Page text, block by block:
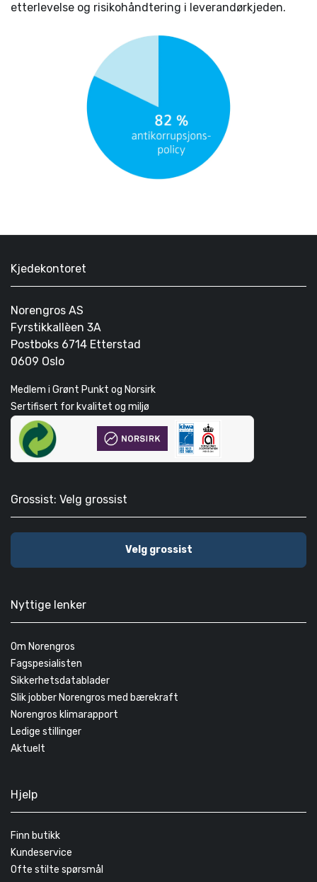
etterlevelse og risikohåndtering i leverandørkjeden.
Kjedekontoret
Norengros AS
Fyrstikkallèen 3A
Postboks 6714 Etterstad
0609 Oslo
Medlem i Grønt Punkt og Norsirk
Sertifisert for kvalitet og miljø
Grossist: Velg grossist
Velg grossist
Nyttige lenker
Om Norengros
Fagspesialisten
Sikkerhetsdatablader
Slik jobber Norengros med bærekraft
Norengros klimarapport
Ledige stillinger
Aktuelt
Hjelp
Finn butikk
Kundeservice
Ofte stilte spørsmål